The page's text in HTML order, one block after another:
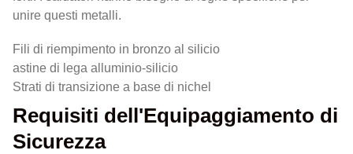
unire questi metalli.
Fili di riempimento in bronzo al silicio
astine di lega alluminio-silicio
Strati di transizione a base di nichel
Requisiti dell'Equipaggiamento di
Sicurezza